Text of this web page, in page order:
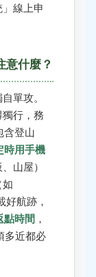
」線上申
意什麼？
單攻。
行，務
含登山
時用手機
山屋）
如
航跡，
點時間 ，
多近都必